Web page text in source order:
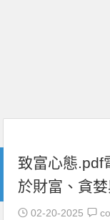
致富心態.pdf
於財富、貪
02-20-2025